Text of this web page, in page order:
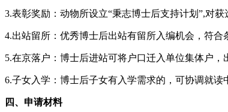
3.表彰奖励：动物所设立“秉志博士后支持计划”,对
4.出站留所：优秀博士后出站有留所入编机会，符合
5.在京落户：博士后进站可将户口迁入单位集体户
6.子女入学：博士后子女有入学需求的，可协调就读
四、申请材料